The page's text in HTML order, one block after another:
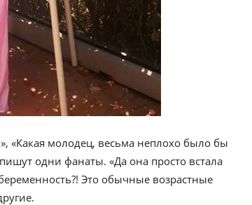
«Какая молодец, весьма неплохо было бы
одни фанаты. «Да она просто встала
Это обычные возрастные